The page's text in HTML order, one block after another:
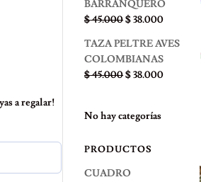
a regalar!
era:
$ 45.000.
es:
BARRANQUERO
$45.000El
original
era:
$ 45.000.
$38.000El
actual
es:
TAZA PELTRE AVES
COLOMBIANAS
$45.000El
era:
$38.000El
No hay categorías
PRODUCTOS
CUADRO